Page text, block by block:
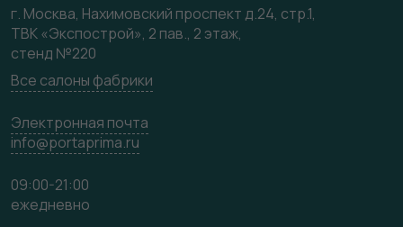
Карта сайта
г. Москва, Нахимовский проспект д.24, стр.1,
ТВК «Экспострой», 2 пав., 2 этаж,
стенд №220
Все салоны фабрики
Электронная почта
info@portaprima.ru
09:00-21:00
ежедневно